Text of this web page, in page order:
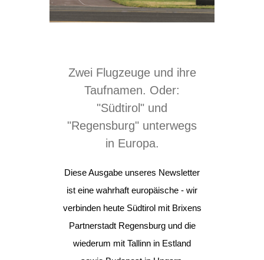
Zwei Flugzeuge und ihre
Taufnamen. Oder:
"Südtirol" und
"Regensburg" unterwegs
in Europa.
Diese Ausgabe unseres Newsletter
ist eine wahrhaft europäische - wir
verbinden heute Südtirol mit Brixens
Partnerstadt Regensburg und die
wiederum mit Tallinn in Estland